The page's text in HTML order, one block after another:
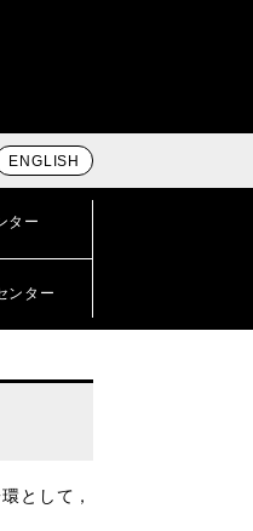
ENGLISH
ター
ンター
として，